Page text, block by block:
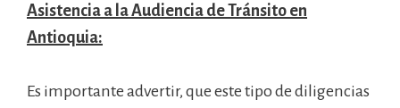
Asistencia a la Audiencia de Tránsito en
Antioquia:
Es importante advertir, que este tipo de diligencias